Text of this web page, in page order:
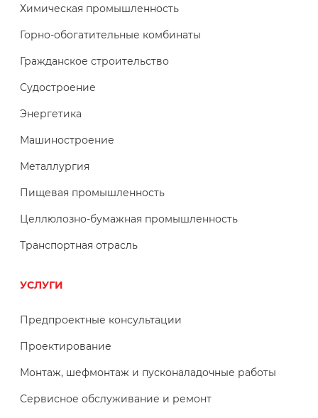
Химическая промышленность
Горно-обогатительные комбинаты
Гражданское строительство
Судостроение
Энергетика
Машиностроение
Металлургия
Пищевая промышленность
Целлюлозно-бумажная промышленность
Транспортная отрасль
УСЛУГИ
Предпроектные консультации
Проектирование
Монтаж, шефмонтаж и пусконаладочные работы
Сервисное обслуживание и ремонт